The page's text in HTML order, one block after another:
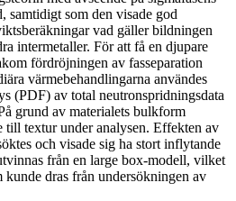
samtidigt som den visade god
vad gäller bildningen
intermetaller. För att få en djupare
fördröjningen av fasseparation
värmebehandlingarna användes
(PDF) av total neutronspridningsdata
grund av materialets bulkform
till textur under analysen. Effekten av
och visade sig ha stort inflytande
från en large box-modell, vilket
kunde dras från undersökningen av